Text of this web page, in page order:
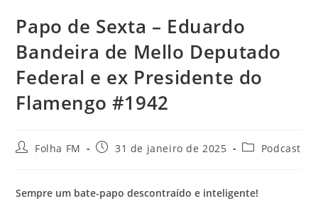
Papo de Sexta – Eduardo
Bandeira de Mello Deputado
Federal e ex Presidente do
Flamengo #1942
Folha FM 31 de janeiro de 2025 Podcast
Sempre um bate-papo descontraído e inteligente!